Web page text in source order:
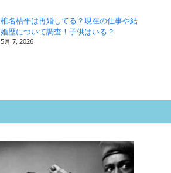
椎名桔平は再婚してる？現在の仕事や結
婚歴について調査！子供はいる？
5月 7, 2026